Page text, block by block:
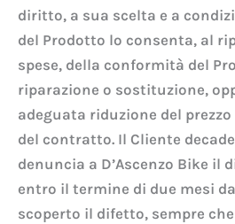
diritto, a sua scelta e a
del Prodotto lo consenta, al
spese, della conformità del
riparazione o sostituzione,
adeguata riduzione del
del contratto. Il Cliente
denuncia a D’Ascenzo Bike
entro il termine di due mesi
scoperto il difetto, sempre